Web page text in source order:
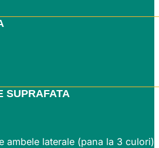
SUPRAFATA
ambele laterale (pana la 3 culori)